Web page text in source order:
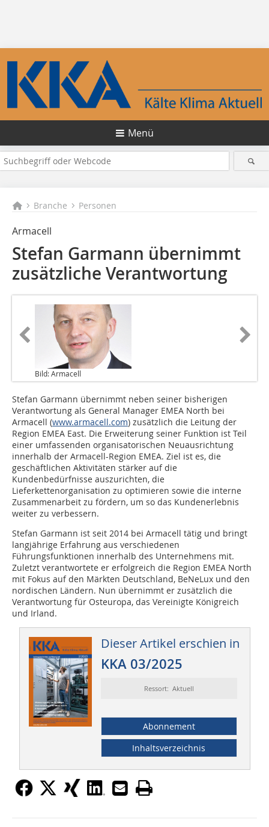
Menü
Branche Personen
Armacell
Stefan Garmann übernimmt
zusätzliche Verantwortung
Bild: Armacell
Stefan Garmann übernimmt neben seiner bisherigen
Verantwortung als General Manager EMEA North bei
Armacell (www.armacell.com) zusätzlich die Leitung der
Region EMEA East. Die Erweiterung seiner Funktion ist Teil
einer umfassenden organisatorischen Neuausrichtung
innerhalb der Armacell-Region EMEA. Ziel ist es, die
geschäftlichen Aktivitäten stärker auf die
Kundenbedürfnisse auszurichten, die
Lieferkettenorganisation zu optimieren sowie die interne
Zusammenarbeit zu fördern, um so das Kundenerlebnis
weiter zu verbessern.
Stefan Garmann ist seit 2014 bei Armacell tätig und bringt
langjährige Erfahrung aus verschiedenen
Führungsfunktionen innerhalb des Unternehmens mit.
Zuletzt verantwortete er erfolgreich die Region EMEA North
mit Fokus auf den Märkten Deutschland, BeNeLux und den
nordischen Ländern. Nun übernimmt er zusätzlich die
Verantwortung für Osteuropa, das Vereinigte Königreich
und Irland.
Dieser Artikel erschien in
KKA 03/2025
Ressort: Aktuell
Abonnement
Inhaltsverzeichnis